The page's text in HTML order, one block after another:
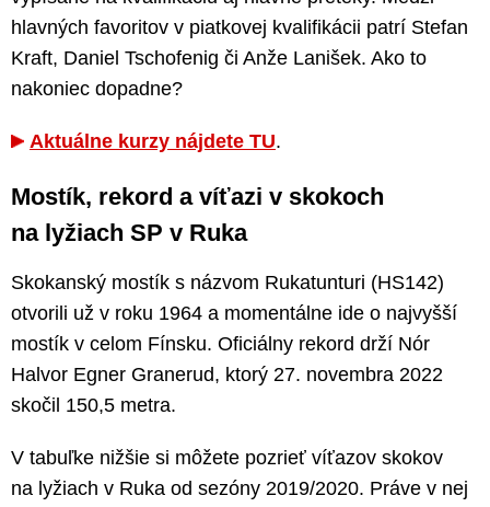
hlavných favoritov v piatkovej kvalifikácii patrí Stefan
Kraft, Daniel Tschofenig či Anže Lanišek. Ako to
nakoniec dopadne?
Aktuálne kurzy nájdete TU.
Mostík, rekord a víťazi v skokoch
na lyžiach SP v Ruka
Skokanský mostík s názvom Rukatunturi (HS142)
otvorili už v roku 1964 a momentálne ide o najvyšší
mostík v celom Fínsku. Oficiálny rekord drží Nór
Halvor Egner Granerud, ktorý 27. novembra 2022
skočil 150,5 metra.
V tabuľke nižšie si môžete pozrieť víťazov skokov
na lyžiach v Ruka od sezóny 2019/2020. Práve v nej